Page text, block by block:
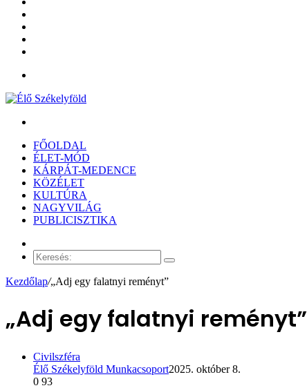
FŐOLDAL
ÉLET-MÓD
KÁRPÁT-MEDENCE
KÖZÉLET
KULTÚRA
NAGYVILÁG
PUBLICISZTIKA
cikk
Keresés:
Kezdőlap/„Adj egy falatnyi reményt”
„Adj egy falatnyi reményt”
Civilszféra
Élő Székelyföld Munkacsoport2025. október 8.
0 93